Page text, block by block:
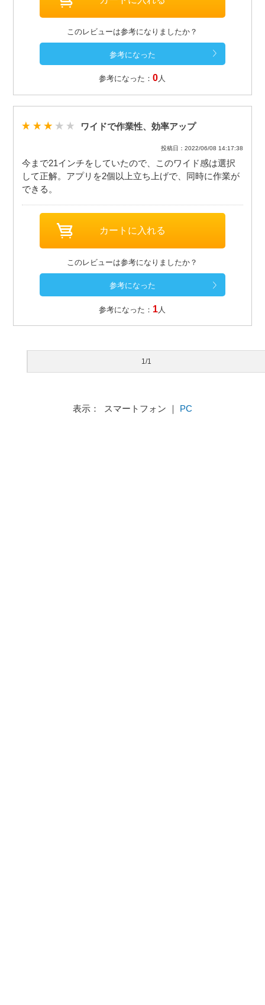
このレビューは参考になりましたか？
参考になった：0人
ワイドで作業性、効率アップ
投稿日：2022/06/08 14:17:38
今まで21インチをしていたので、このワイド感は選択
して正解。アプリを2個以上立ち上げで、同時に作業が
できる。
このレビューは参考になりましたか？
参考になった： 1 人
1/1
表示： スマートフォン ｜ PC